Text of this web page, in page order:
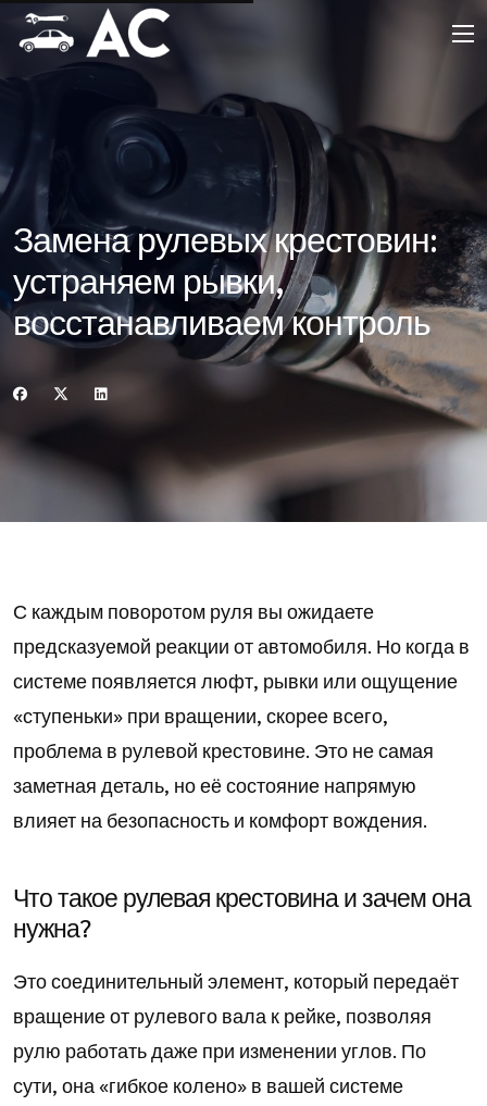
Замена рулевых крестовин:
устраняем рывки,
восстанавливаем контроль
С каждым поворотом руля вы ожидаете
предсказуемой реакции от автомобиля. Но когда в
системе появляется люфт, рывки или ощущение
«ступеньки» при вращении, скорее всего,
проблема в рулевой крестовине. Это не самая
заметная деталь, но её состояние напрямую
влияет на безопасность и комфорт вождения.
Что такое рулевая крестовина и зачем она
нужна?
Это соединительный элемент, который передаёт
вращение от рулевого вала к рейке, позволяя
рулю работать даже при изменении углов. По
сути, она «гибкое колено» в вашей системе